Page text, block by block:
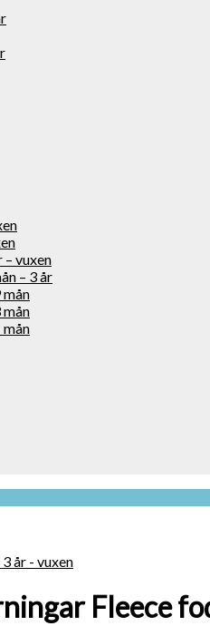
vuxen
– 3 år
år - vuxen
Fleece